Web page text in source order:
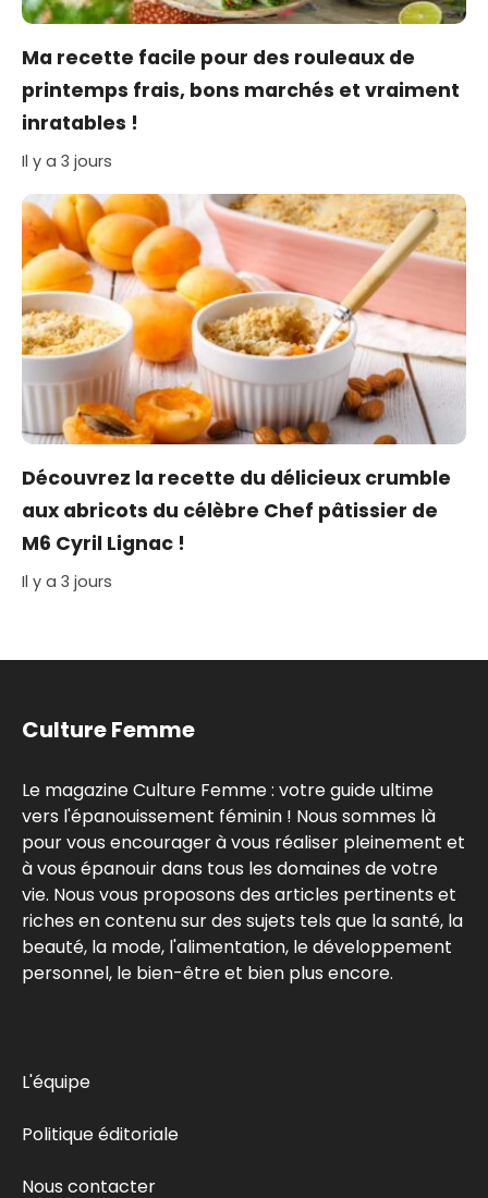
Ma recette facile pour des rouleaux de
printemps frais, bons marchés et vraiment
inratables !
Il y a 3 jours
Découvrez la recette du délicieux crumble
aux abricots du célèbre Chef pâtissier de
M6 Cyril Lignac !
Il y a 3 jours
Culture Femme
Le magazine Culture Femme : votre guide ultime
vers l'épanouissement féminin ! Nous sommes là
pour vous encourager à vous réaliser pleinement et
à vous épanouir dans tous les domaines de votre
vie. Nous vous proposons des articles pertinents et
riches en contenu sur des sujets tels que la santé, la
beauté, la mode, l'alimentation, le développement
personnel, le bien-être et bien plus encore.
L'équipe
Politique éditoriale
Nous contacter